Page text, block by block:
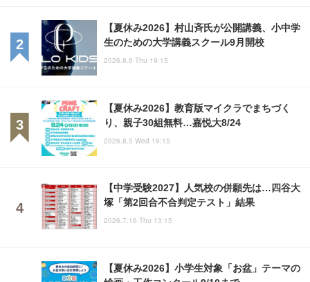
【夏休み2026】村山斉氏が公開講義、小中学
生のための大学講義スクール9月開校
2026.8.6 Thu 19:15
【夏休み2026】教育版マイクラでまちづく
り、親子30組無料…嘉悦大8/24
2026.8.5 Wed 19:15
【中学受験2027】人気校の併願先は…四谷大
塚「第2回合不合判定テスト」結果
2026.7.16 Thu 13:15
【夏休み2026】小学生対象「お盆」テーマの